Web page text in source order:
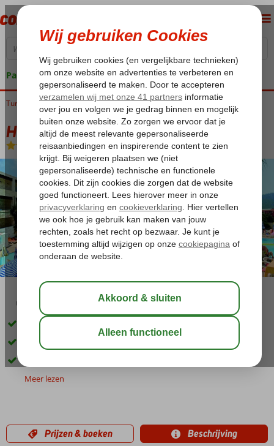
Pakketgarantie
Home
Turkije Turkse Riviera Kemer Kemer-Centrum Havana Hotel
Havana Hotel
All Inclusive- Hotel
03:45 aug 33°C
Familiaire sfeer
Centrale ligging in Kemer
Meer lezen
Prijzen & boeken Beschrijving